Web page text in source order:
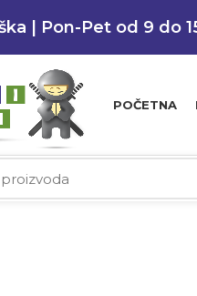
| Pon-Pet od 9 do
POČETNA